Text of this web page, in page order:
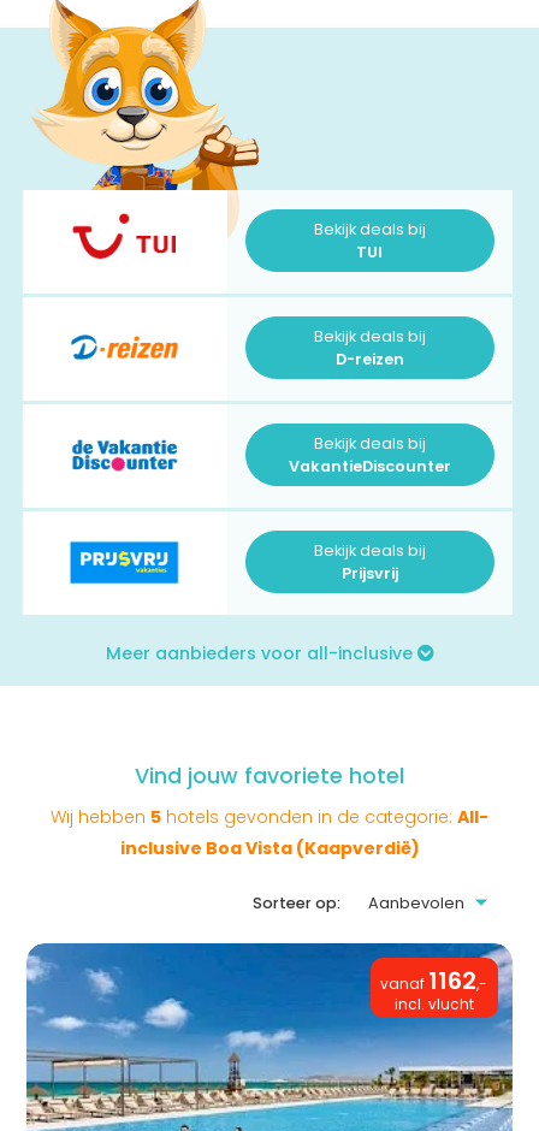
Bekijk deals bij
TUI
Bekijk deals bij
D-reizen
Bekijk deals bij
VakantieDiscounter
Bekijk deals bij
Prijsvrij
Meer aanbieders voor all-inclusive
Vind jouw favoriete hotel
Wij hebben 5 hotels gevonden in de categorie: All-
inclusive Boa Vista (Kaapverdië)
Sorteer op:
vanaf 1162,-
incl. vlucht